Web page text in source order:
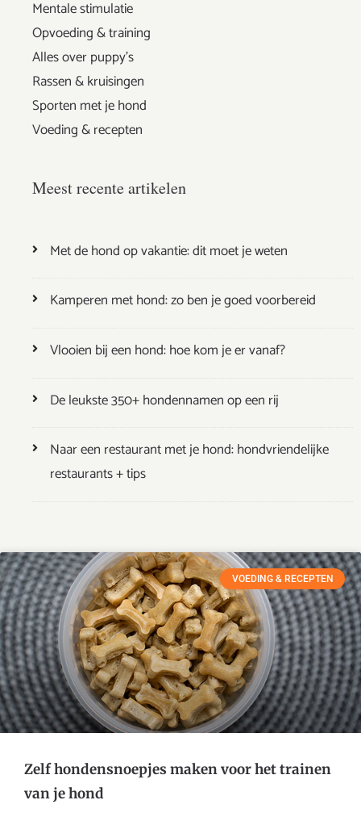
Mentale stimulatie
Opvoeding & training
Alles over puppy's
Rassen & kruisingen
Sporten met je hond
Voeding & recepten
Meest recente artikelen
Met de hond op vakantie: dit moet je weten
Kamperen met hond: zo ben je goed voorbereid
Vlooien bij een hond: hoe kom je er vanaf?
De leukste 350+ hondennamen op een rij
Naar een restaurant met je hond: hondvriendelijke
restaurants + tips
VOEDING & RECEPTEN
Zelf hondensnoepjes maken voor het trainen
van je hond